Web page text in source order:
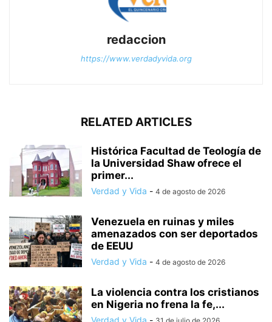
redaccion
https://www.verdadyvida.org
RELATED ARTICLES
Histórica Facultad de Teología de
la Universidad Shaw ofrece el
primer...
Verdad y Vida - 4 de agosto de 2026
Venezuela en ruinas y miles
amenazados con ser deportados
de EEUU
Verdad y Vida - 4 de agosto de 2026
La violencia contra los cristianos
en Nigeria no frena la fe,...
Verdad y Vida -